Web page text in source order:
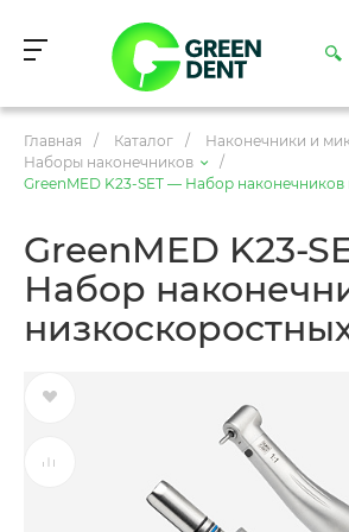
Главная / Каталог / Наконечники и
Наборы наконечников
/
GreenMED K23-SET — Набор наконечников
GreenMED K23-
Набор